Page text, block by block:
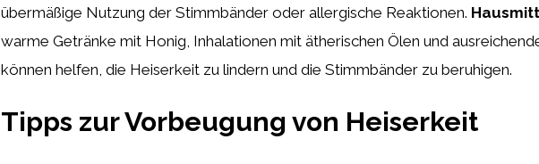
übermäßige Nutzung der Stimmbänder oder allergische Reaktionen.
warme Getränke mit Honig, Inhalationen mit ätherischen Ölen und
können helfen, die Heiserkeit zu lindern und die Stimmbänder zu beruhigen.
Tipps zur Vorbeugung von Heiserkeit